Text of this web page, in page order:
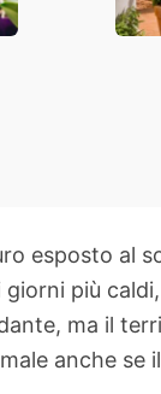
esposto al
più
ma il
anche se